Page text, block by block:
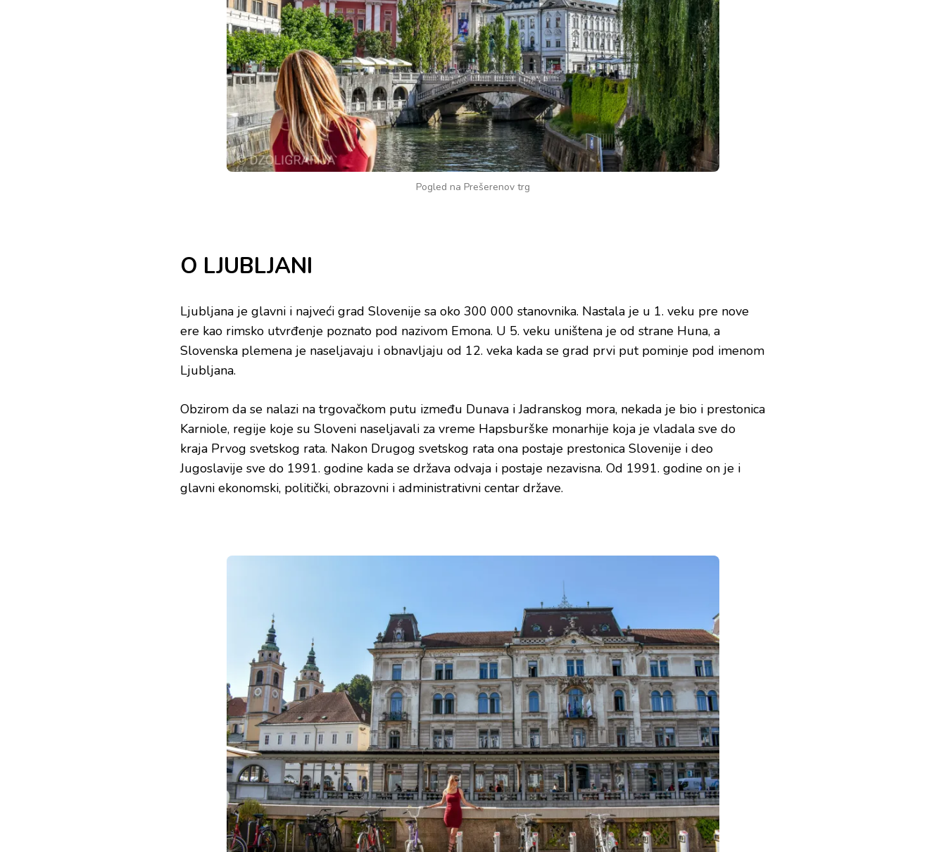
Pogled na Prešerenov trg
O LJUBLJANI
Ljubljana je glavni i najveći grad Slovenije sa oko 300 000 stanovnika. Nastala je u 1. veku pre nove
ere kao rimsko utvrđenje poznato pod nazivom Emona. U 5. veku uništena je od strane Huna, a
Slovenska plemena je naseljavaju i obnavljaju od 12. veka kada se grad prvi put pominje pod imenom
Ljubljana.
Obzirom da se nalazi na trgovačkom putu između Dunava i Jadranskog mora, nekada je bio i prestonica
Karniole, regije koje su Sloveni naseljavali za vreme Hapsburške monarhije koja je vladala sve do
kraja Prvog svetskog rata. Nakon Drugog svetskog rata ona postaje prestonica Slovenije i deo
Jugoslavije sve do 1991. godine kada se država odvaja i postaje nezavisna. Od 1991. godine on je i
glavni ekonomski, politički, obrazovni i administrativni centar države.